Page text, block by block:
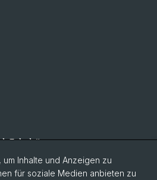
Fakultät
Inhalte und Anzeigen zu
für soziale Medien anbieten zu